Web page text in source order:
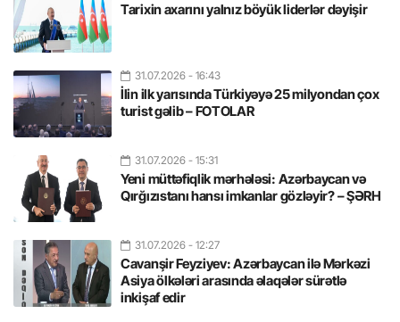
Tarixin axarını yalnız böyük liderlər dəyişir
31.07.2026 - 16:43
İlin ilk yarısında Türkiyəyə 25 milyondan çox
turist gəlib – FOTOLAR
31.07.2026 - 15:31
Yeni müttəfiqlik mərhələsi: Azərbaycan və
Qırğızıstanı hansı imkanlar gözləyir? – ŞƏRH
31.07.2026 - 12:27
Cavanşir Feyziyev: Azərbaycan ilə Mərkəzi
Asiya ölkələri arasında əlaqələr sürətlə
inkişaf edir